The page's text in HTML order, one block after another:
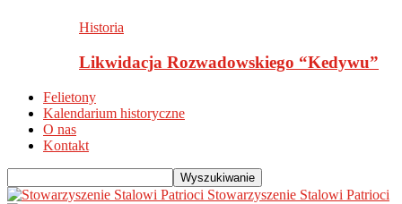
Historia
Likwidacja Rozwadowskiego “Kedywu”
Felietony
Kalendarium historyczne
O nas
Kontakt
Stowarzyszenie Stalowi Patrioci